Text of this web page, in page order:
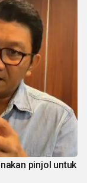
pinjol untuk